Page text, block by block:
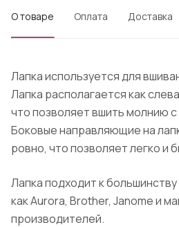
О товаре Оплата Доставка
Лапка используется для
Лапка располагается как
что позволяет вшить молнию
Боковые направляющие на
ровно, что позволяет легко и
Лапка подходит к
как Aurora, Brother, Janome и
производителей.